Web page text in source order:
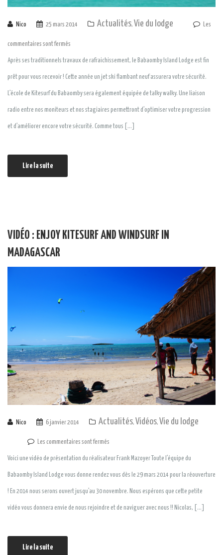
Nico 25 mars 2014 Actualités, Vie du lodge Les
commentaires sont fermés
Après ses traditionnels travaux de rafraichissement, le Babaomby Island Lodge est fin
prêt pour vous recevoir ! Cette année un jet ski flambant neuf assurera votre sécurité.
L’école de Kitesurf du Babaomby sera également équipée de talky walky. Une liaison
radio entre nos moniteurs et nos stagiaires permettront d’optimiser votre progression
et d’améliorer encore votre sécurité. Comme tous […]
Lire la suite
VIDÉO : ENJOY KITESURF AND WINDSURF IN
MADAGASCAR
Nico 6 janvier 2014 Actualités, Vidéos, Vie du lodge
Les commentaires sont fermés
Voici une vidéo de présentation du réalisateur Frank Mazoyer Toute l’équipe du
Babaomby Island Lodge vous donne rendez vous dès le 29 mars 2014 pour la réouverture
! En 2014 nous serons ouvert jusqu’au 30 novembre. Nous espérons que cette petite
vidéo vous donnera envie de nous rejoindre et de naviguer avec nous !! Nicolas, […]
Lire la suite